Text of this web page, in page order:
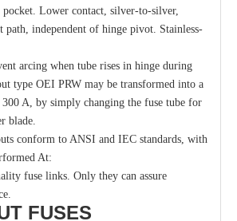
pocket. Lower contact, silver-to-silver,
path, independent of hinge pivot. Stainless-
arcing when tube rises in hinge during
type OEI PRW may be transformed into a
A, by simply changing the fuse tube for
blade.
conform to ANSI and IEC standards, with
At:
fuse links. Only they can assure
FUSES